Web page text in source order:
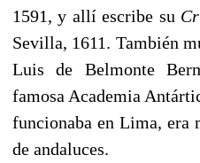
1591, y allí escribe su
Sevilla, 1611. También
Luis de Belmonte
famosa Academia
funcionaba en Lima, era
de andaluces.